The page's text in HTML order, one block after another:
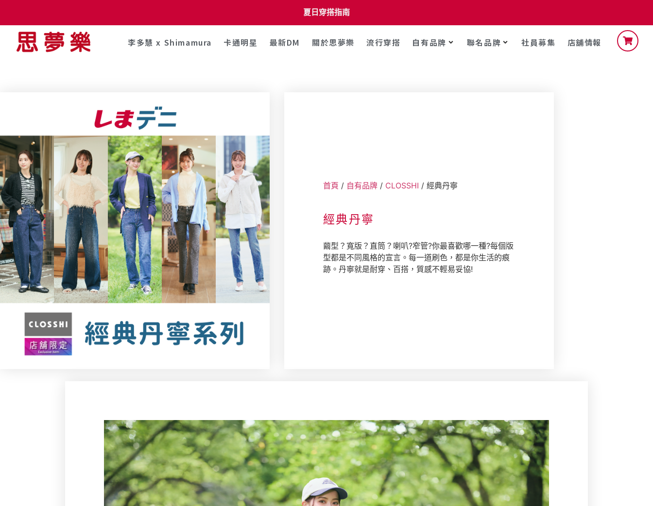
夏日穿搭指南
李多慧 x Shimamura 卡通明星 最新DM 關於思夢樂 流行穿搭 自有品牌 聯名品牌 社員募集 店舖情報
首頁 / 自有品牌 / CLOSSHI / 經典丹寧
經典丹寧
繭型？寬版？直筒？喇叭?窄管?你最喜歡哪一種?每個版
型都是不同風格的宣言。每一道刷色，都是你生活的痕
跡。丹寧就是耐穿、百搭，質感不輕易妥協!